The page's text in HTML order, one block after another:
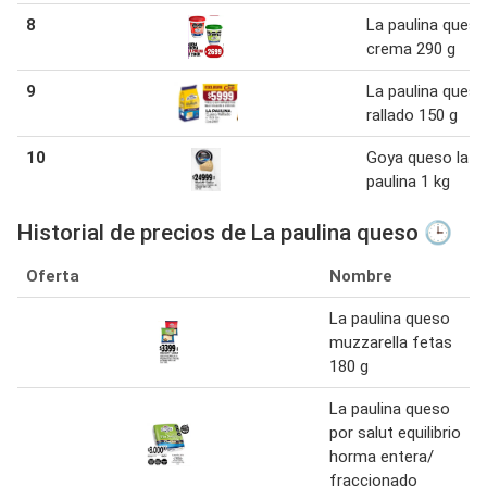
8
La paulina queso
crema 290 g
9
La paulina queso
rallado 150 g
10
Goya queso la
paulina 1 kg
Historial de precios de La paulina queso 🕒
Oferta Nombre
La paulina queso
muzzarella fetas
180 g
La paulina queso
por salut equilibrio
horma entera/
fraccionado